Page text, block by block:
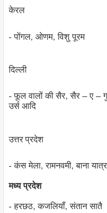
केरल
- पोंगल, ओणम, विशु पूरम
दिल्‍ली
- फूल वालों की सैर, सैर – ए –
उर्स आदि
उत्तर प्रदेश
- कंस मेला, रामनवमी, बाना
मध्‍य प्रदेश
- हरछठ, कजलियाँ, संतान सातै